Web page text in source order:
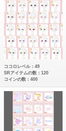
ココロレベル：49
SRアイテムの数：120
コインの数：400